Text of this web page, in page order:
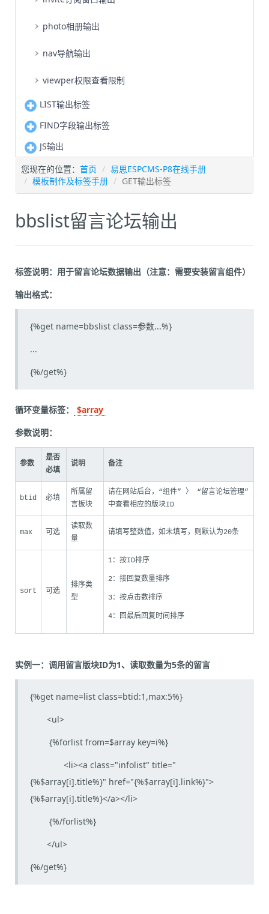
photo相册输出
nav导航输出
viewper权限查看限制
LIST输出标签
FIND字段输出标签
JS输出
您现在的位置： 首页
易思ESPCMS-P8在线手册
模板制作及标签手册
GET输出标签
bbslist留言论坛输出
标签说明：用于留言论坛数据输出（注意：需要安装留言组件）
输出格式：
{%get name=bbslist class=参数...%}
...
{%/get%}
循环变量标签：
$array
参数说明：
参数
是否
必填
说明 备注
btid 必填
所属留
言板块
请在网站后台，“组件” 〉 “留言论坛管理”
中查看相应的版块ID
max 可选
读取数
量
请填写整数值，如未填写，则默认为20条
sort 可选
排序类
型
1：按ID排序
2：接回复数量排序
3：按点击数排序
4：回最后回复时间排序
实例一：调用留言版块ID为1、读取数量为5条的留言
{%get name=list class=btid:1,max:5%}
<ul>
{%forlist from=$array key=i%}
<li><a class="infolist" title="
{%$array[i].title%}" href="{%$array[i].link%}">
{%$array[i].title%}</a></li>
{%/forlist%}
</ul>
{%/get%}